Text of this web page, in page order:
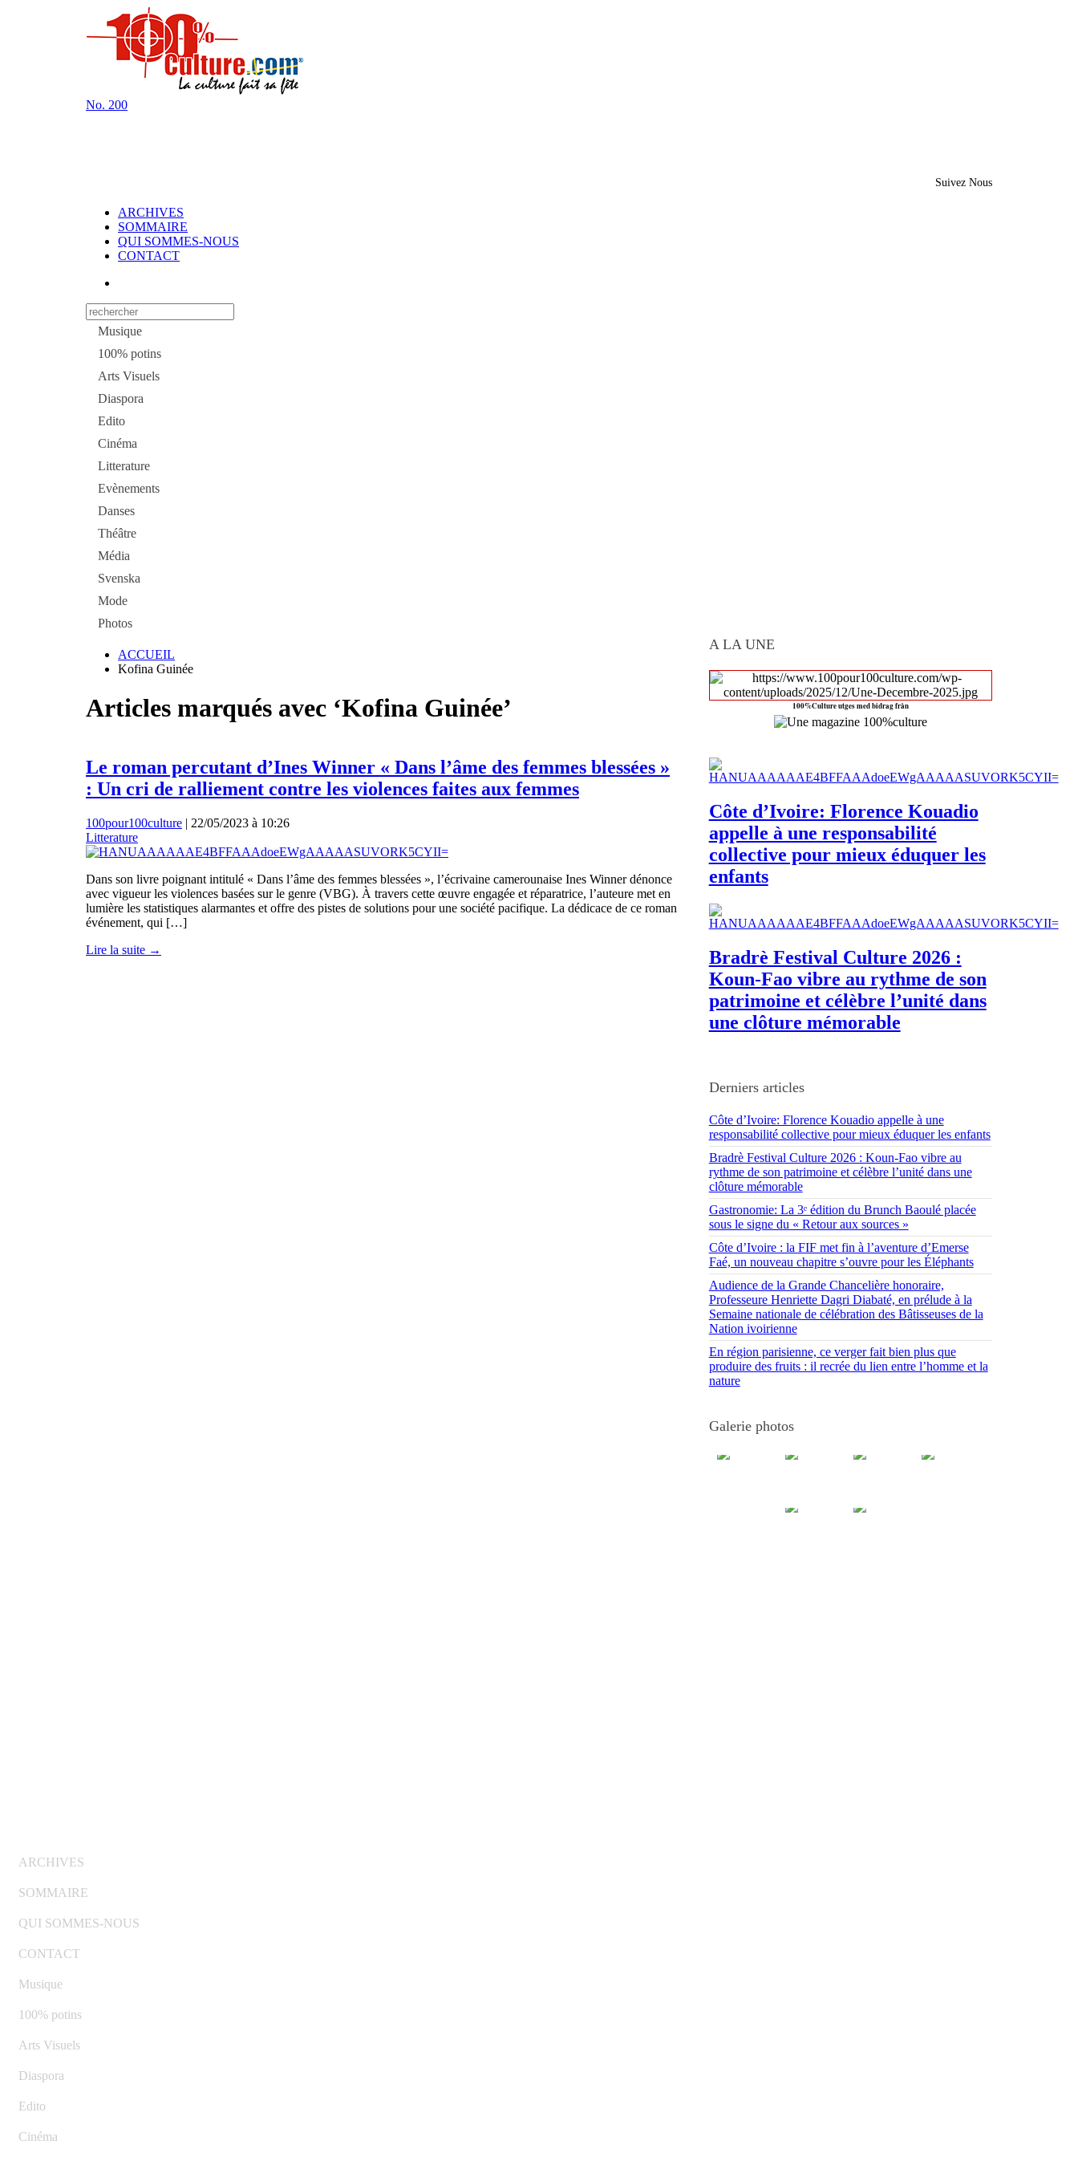
No. 200
Suivez Nous
ARCHIVES
SOMMAIRE
QUI SOMMES-NOUS
CONTACT
Musique
100% potins
Arts Visuels
Diaspora
Edito
Cinéma
Litterature
Evènements
Danses
Théâtre
Média
Svenska
Mode
Photos
ACCUEIL
Kofina Guinée
Articles marqués avec ‘Kofina Guinée’
Le roman percutant d’Ines Winner « Dans l’âme des femmes blessées »
: Un cri de ralliement contre les violences faites aux femmes
100pour100culture | 22/05/2023 à 10:26
Litterature
Dans son livre poignant intitulé « Dans l’âme des femmes blessées », l’écrivaine camerounaise Ines Winner dénonce
avec vigueur les violences basées sur le genre (VBG). À travers cette œuvre engagée et réparatrice, l’auteure met en
lumière les statistiques alarmantes et offre des pistes de solutions pour une société pacifique. La dédicace de ce roman
événement, qui […]
Lire la suite →
A LA UNE
100%Culture utges med bidrag från
Côte d’Ivoire: Florence Kouadio
appelle à une responsabilité
collective pour mieux éduquer les
enfants
Bradrè Festival Culture 2026 :
Koun-Fao vibre au rythme de son
patrimoine et célèbre l’unité dans
une clôture mémorable
Derniers articles
Côte d’Ivoire: Florence Kouadio appelle à une
responsabilité collective pour mieux éduquer les enfants
Bradrè Festival Culture 2026 : Koun-Fao vibre au
rythme de son patrimoine et célèbre l’unité dans une
clôture mémorable
Gastronomie: La 3ᵉ édition du Brunch Baoulé placée
sous le signe du « Retour aux sources »
Côte d’Ivoire : la FIF met fin à l’aventure d’Emerse
Faé, un nouveau chapitre s’ouvre pour les Éléphants
Audience de la Grande Chancelière honoraire,
Professeure Henriette Dagri Diabaté, en prélude à la
Semaine nationale de célébration des Bâtisseuses de la
Nation ivoirienne
En région parisienne, ce verger fait bien plus que
produire des fruits : il recrée du lien entre l’homme et la
nature
Galerie photos
ARCHIVES
SOMMAIRE
QUI SOMMES-NOUS
CONTACT
Musique
100% potins
Arts Visuels
Diaspora
Edito
Cinéma